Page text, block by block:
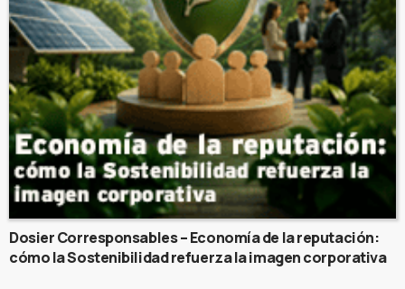
Dosier Corresponsables – Economía de la reputación:
cómo la Sostenibilidad refuerza la imagen corporativa